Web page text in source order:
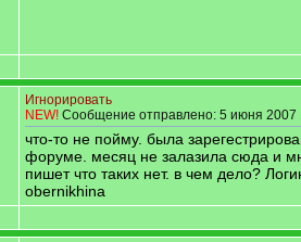
Игнорировать
NEW! Сообщение отправлено: 5 июня 2007
что-то не пойму. была
форуме. месяц не залазила сюда и
пишет что таких нет. в чем дело?
obernikhina